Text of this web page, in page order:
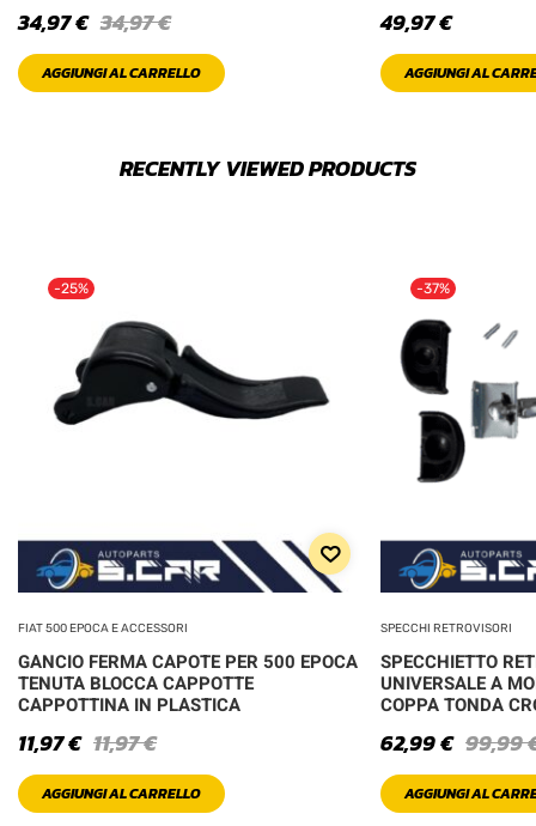
34,97€
34,97€
AGGIUNGI AL CARRELLO
49,97€
AGGIUNGI AL
RECENTLY VIEWED PRODUCTS
-25%
FIAT 500 EPOCA E ACCESSORI
GANCIO FERMA CAPOTE PER 500 EPOCA
TENUTA BLOCCA CAPPOTTE
CAPPOTTINA IN PLASTICA
11,97€
11,97€
AGGIUNGI AL CARRELLO
-37%
SPECCHI RETROVISORI
SPECCHIETTO
UNIVERSALE A
COPPA TONDA
99,99
62,99€
AGGIUNGI AL